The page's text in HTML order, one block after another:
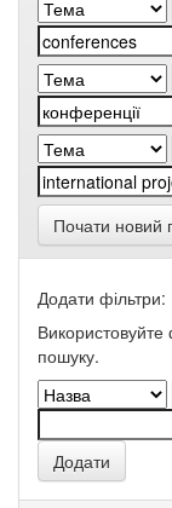
Почати новий
Додати фільтри:
Використовуйте
пошуку.